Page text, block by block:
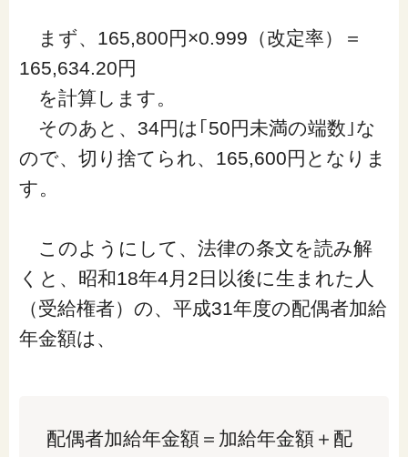
まず、165,800円×0.999（改定率）＝
165,634.20円
を計算します。
そのあと、34円は｢50円未満の端数｣な
ので、切り捨てられ、165,600円となりま
す。
このようにして、法律の条文を読み解
くと、昭和18年4月2日以後に生まれた人
（受給権者）の、平成31年度の配偶者加給
年金額は、
配偶者加給年金額＝加給年金額＋配